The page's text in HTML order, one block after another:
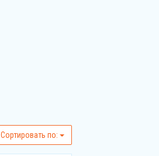
Cортировать по: